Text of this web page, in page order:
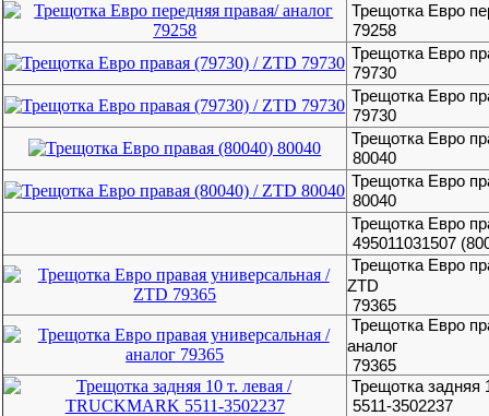
Трещотка Евро
79258
Трещотка Евро
79730
Трещотка Евро
79730
Трещотка Евро
80040
Трещотка Евро
80040
Трещотка Евро
495011031507
Трещотка Евро
ZTD
79365
Трещотка Евро
аналог
79365
Трещотка задняя
5511-3502237